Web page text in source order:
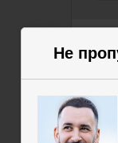
Не
Он